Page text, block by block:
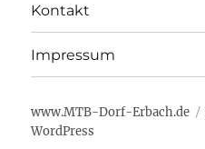
Kontakt
Impressum
www.MTB-Dorf-Erbach.de
WordPress